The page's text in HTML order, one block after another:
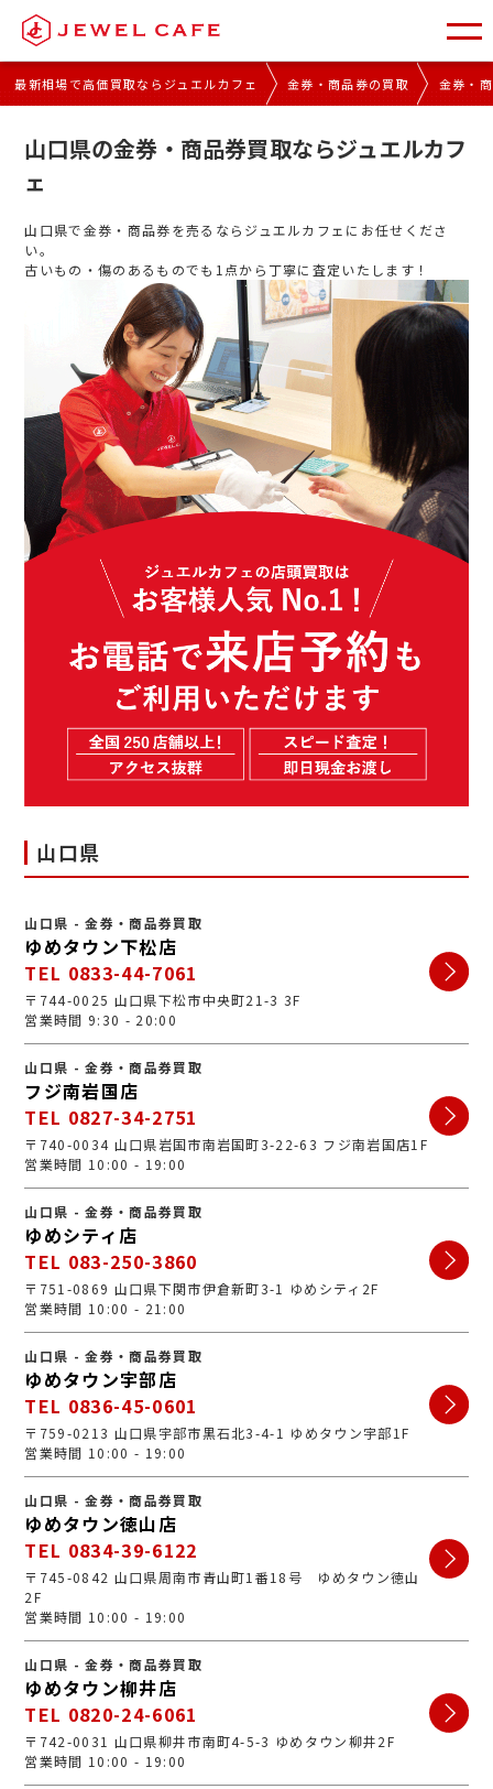
最新相場で高価買取ならジュエルカフェ 金券・商品券の買取 金券・
山口県の金券・商品券買取ならジュエルカフ
ェ
山口県で金券・商品券を売るならジュエルカフェにお任せくださ
い。
古いもの・傷のあるものでも1点から丁寧に査定いたします！
山口県
山口県 - 金券・商品券買取
ゆめタウン下松店
TEL 0833-44-7061
〒744-0025 山口県下松市中央町21-3 3F
営業時間 9:30 - 20:00
山口県 - 金券・商品券買取
フジ南岩国店
TEL 0827-34-2751
〒740-0034 山口県岩国市南岩国町3-22-63 フジ南岩国店1F
営業時間 10:00 - 19:00
山口県 - 金券・商品券買取
ゆめシティ店
TEL 083-250-3860
〒751-0869 山口県下関市伊倉新町3-1 ゆめシティ2F
営業時間 10:00 - 21:00
山口県 - 金券・商品券買取
ゆめタウン宇部店
TEL 0836-45-0601
〒759-0213 山口県宇部市黒石北3-4-1 ゆめタウン宇部1F
営業時間 10:00 - 19:00
山口県 - 金券・商品券買取
ゆめタウン徳山店
TEL 0834-39-6122
〒745-0842 山口県周南市青山町1番18号 ゆめタウン徳山
2F
営業時間 10:00 - 19:00
山口県 - 金券・商品券買取
ゆめタウン柳井店
TEL 0820-24-6061
〒742-0031 山口県柳井市南町4-5-3 ゆめタウン柳井2F
営業時間 10:00 - 19:00